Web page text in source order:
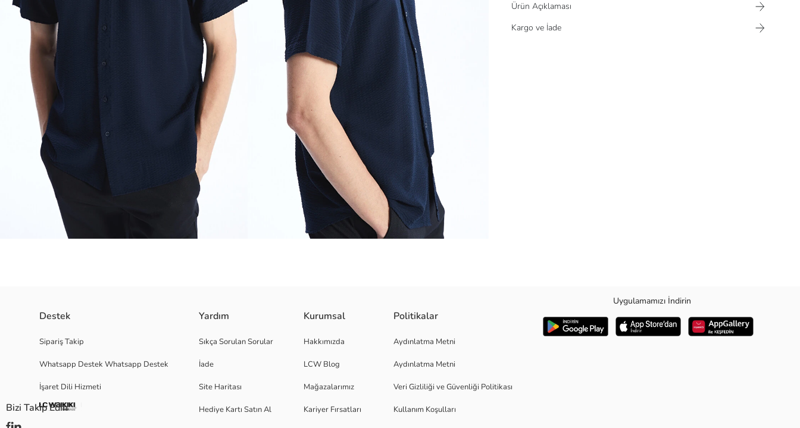
Ürün Açıklaması
Kargo ve İade
Viskon karışımlı esnek kumaştan üretilen bu gömlek, rahatlık ve şıklığı bir arada sunuyor. Kısa kollu ve düz tasarımıyla sade ve zarif bir görünüm elde edebilirsiniz. Şıklığından ödün vermeyenler için ideal bir seçenek.
Ana Kumaş:
Cinsiyet:
Kalıp:
Destek
Sipariş Takip
Whatsapp Destek Whatsapp Destek
İşaret Dili Hizmeti
Yardım
Sıkça Sorulan Sorular
İade
Site Haritası
Hediye Kartı Satın Al
Kurumsal
Hakkımızda
LCW Blog
Mağazalarımız
Kariyer Fırsatları
Politikalar
Aydınlatma Metni
Aydınlatma Metni
Veri Gizliliği ve Güvenliği Politikası
Kullanım Koşulları
Uygulamamızı İndirin
Bizi Takip Edin